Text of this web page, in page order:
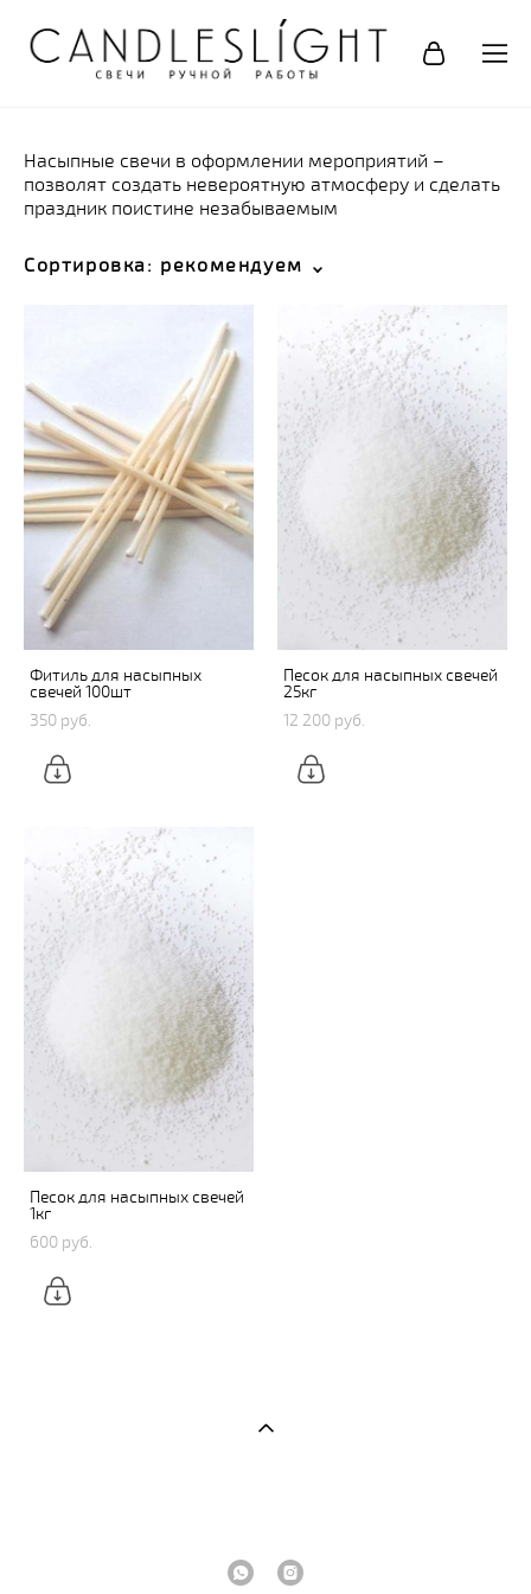
Насыпные свечи в оформлении мероприятий –
позволят создать невероятную атмосферу и сделать
праздник поистине незабываемым
Сортировка: рекомендуем
Фитиль для насыпных
свечей 100шт
350 pуб.
Песок для насыпных свечей
25кг
12 200 pуб.
Песок для насыпных свечей
1кг
600 pуб.